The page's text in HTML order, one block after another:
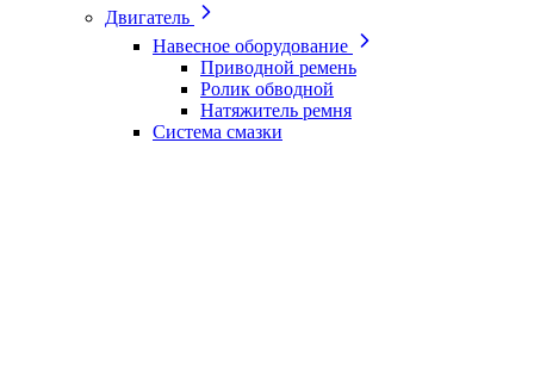
Двигатель
Навесное оборудование
Приводной ремень
Ролик обводной
Натяжитель ремня
Система смазки